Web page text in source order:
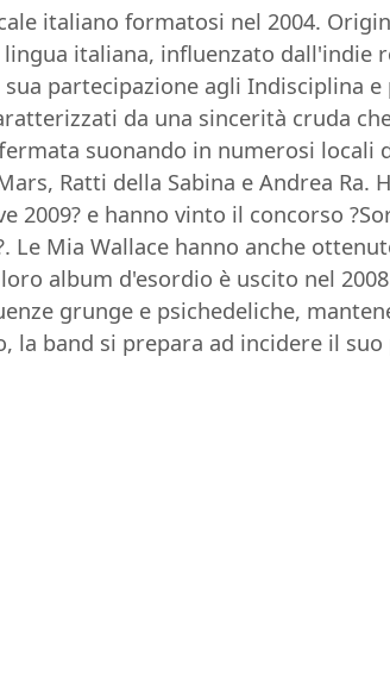
italiano formatosi nel 2004.
italiana, influenzato dall'indie
partecipazione agli Indisciplina
da una sincerità cruda
suonando in numerosi
Ratti della Sabina e Andrea
2009? e hanno vinto il concorso
Le Mia Wallace hanno anche
album d'esordio è uscito nel
grunge e psichedeliche,
la band si prepara ad incidere il